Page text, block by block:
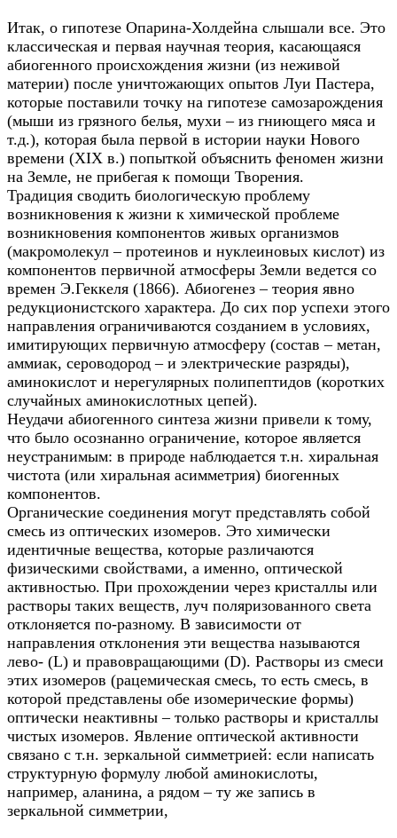
Итак, о гипотезе Опарина-Холдейна слышали все. Это
классическая и первая научная теория, касающаяся
абиогенного происхождения жизни (из неживой
материи) после уничтожающих опытов Луи Пастера,
которые поставили точку на гипотезе самозарождения
(мыши из грязного белья, мухи – из гниющего мяса и
т.д.), которая была первой в истории науки Нового
времени (XIX в.) попыткой объяснить феномен жизни
на Земле, не прибегая к помощи Творения.
Традиция сводить биологическую проблему
возникновения к жизни к химической проблеме
возникновения компонентов живых организмов
(макромолекул – протеинов и нуклеиновых кислот) из
компонентов первичной атмосферы Земли ведется со
времен Э.Геккеля (1866). Абиогенез – теория явно
редукционистского характера. До сих пор успехи этого
направления ограничиваются созданием в условиях,
имитирующих первичную атмосферу (состав – метан,
аммиак, сероводород – и электрические разряды),
аминокислот и нерегулярных полипептидов (коротких
случайных аминокислотных цепей).
Неудачи абиогенного синтеза жизни привели к тому,
что было осознанно ограничение, которое является
неустранимым: в природе наблюдается т.н. хиральная
чистота (или хиральная асимметрия) биогенных
компонентов.
Органические соединения могут представлять собой
смесь из оптических изомеров. Это химически
идентичные вещества, которые различаются
физическими свойствами, а именно, оптической
активностью. При прохождении через кристаллы или
растворы таких веществ, луч поляризованного света
отклоняется по-разному. В зависимости от
направления отклонения эти вещества называются
лево- (L) и правовращающими (D). Растворы из смеси
этих изомеров (рацемическая смесь, то есть смесь, в
которой представлены обе изомерические формы)
оптически неактивны – только растворы и кристаллы
чистых изомеров. Явление оптической активности
связано с т.н. зеркальной симметрией: если написать
структурную формулу любой аминокислоты,
например, аланина, а рядом – ту же запись в
зеркальной симметрии,